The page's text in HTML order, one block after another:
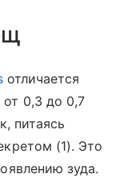
отличается
0,3 до 0,7
питаясь
(1). Это
зуда.